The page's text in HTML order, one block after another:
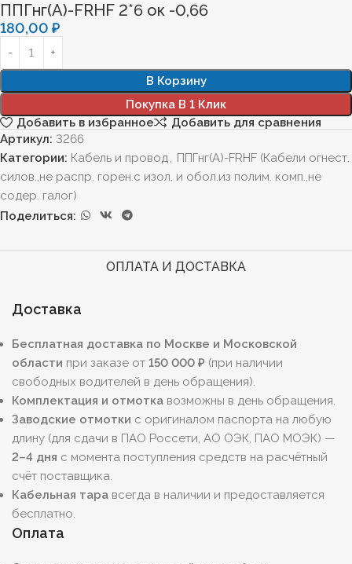
ППГнг(А)-FRHF 2*6 ок -0,66
180,00 ₽
В Корзину
Покупка В 1 Клик
Добавить в избранное
Добавить для сравнения
Артикул: 3266
Категории: Кабель и провод, ППГнг(А)-FRHF (Кабели огнест.
силов.,не распр. горен.с изол. и обол.из полим. комп.,не
содер. галог)
Поделиться:
ОПЛАТА И ДОСТАВКА
Доставка
Бесплатная доставка по Москве и Московской
области при заказе от 150 000 ₽ (при наличии
свободных водителей в день обращения).
Комплектация и отмотка возможны в день обращения.
Заводские отмотки с оригиналом паспорта на любую
длину (для сдачи в ПАО Россети, АО ОЭК, ПАО МОЭК) —
2–4 дня с момента поступления средств на расчётный
счёт поставщика.
Кабельная тара всегда в наличии и предоставляется
бесплатно.
Оплата